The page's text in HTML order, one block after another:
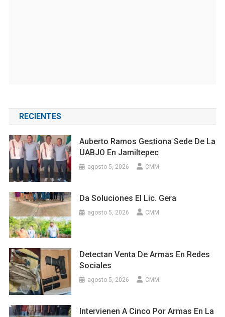
RECIENTES
Auberto Ramos Gestiona Sede De La
UABJO En Jamiltepec
agosto 5, 2026 CMM
Da Soluciones El Lic. Gera
agosto 5, 2026 CMM
Detectan Venta De Armas En Redes
Sociales
agosto 5, 2026 CMM
Intervienen A Cinco Por Armas En La